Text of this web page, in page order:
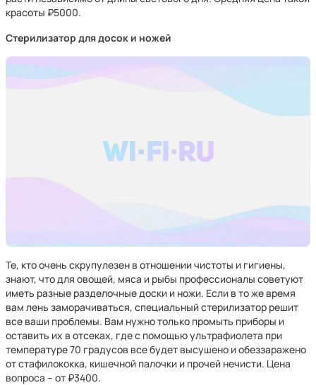
красоты ₽5000.
Стерилизатор для досок и ножей
Те, кто очень скрупулезен в отношении чистоты и гигиены,
знают, что для овощей, мяса и рыбы профессионалы советуют
иметь разные разделочные доски и ножи. Если в то же время
вам лень заморачиваться, специальный стерилизатор решит
все ваши проблемы. Вам нужно только промыть приборы и
оставить их в отсеках, где с помощью ультрафиолета при
температуре 70 градусов все будет высушено и обеззаражено
от стафилококка, кишечной палочки и прочей нечисти. Цена
вопроса – от ₽3400.